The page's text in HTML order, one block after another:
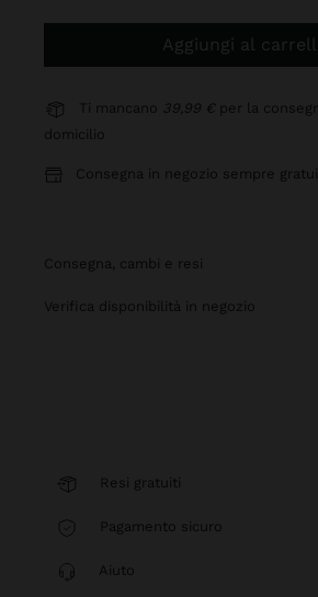
Aggiungi al
Ti mancano 39,99 € per la
domicilio
Consegna in negozio sempre
consegna, cambi e resi
verifica disponibilità in negozio
Resi gratuiti
Pagamento sicuro
Aiuto